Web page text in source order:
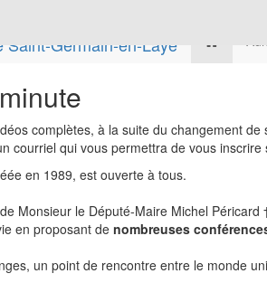
complètes, à la suite du changement
courriel qui vous permettra de vous
en 1989, est ouverte à tous.
Monsieur le Député-Maire Michel
en proposant de nombreuses
un point de rencontre entre le monde